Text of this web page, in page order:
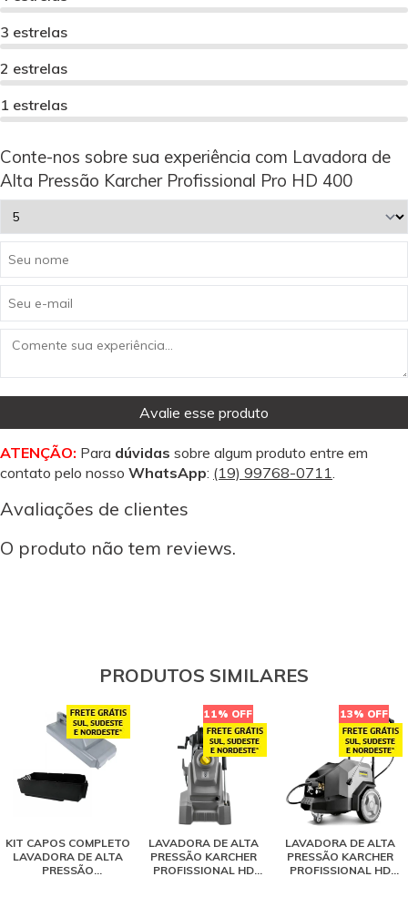
3 estrelas
2 estrelas
1 estrelas
Conte-nos sobre sua experiência com Lavadora de
Alta Pressão Karcher Profissional Pro HD 400
Avalie esse produto
ATENÇÃO: Para dúvidas sobre algum produto entre em
contato pelo nosso WhatsApp: (19) 99768-0711.
Avaliações de clientes
O produto não tem reviews.
PRODUTOS SIMILARES
KIT CAPOS COMPLETO
LAVADORA DE ALTA
PRESSÃO
11% OFF
LAVADORA DE ALTA
PRESSÃO KARCHER
PROFISSIONAL HD
13% OFF
LAVADORA DE ALTA
PRESSÃO KARCHER
PROFISSIONAL HD